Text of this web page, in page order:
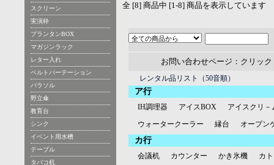
スクリーン
実演枠
プランタンBOX
マガジンラック
レター入れ
ベルトパーテーション
パラソル
野立傘
教育台
シンク
イベント用水槽
テーブル
タバコ机
全 [8] 商品中 [1-8] 商品を表示しています
お問い合わせページ：クリック
レンタル品リスト（50音順）
ア行
IH調理器 アイスBOX
アイスクリ－
ウォータークーラー
縁台 オープン
カ行
会議机 カウンター かき氷機
カ